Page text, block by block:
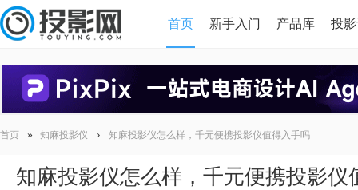
首页 新手入门 产品库 投
HDMI版本对比
首页 » 知麻投影仪 › 知麻投影仪怎么样，千元便携投影仪值得入手吗
知麻投影仪怎么样，千元便携投影仪